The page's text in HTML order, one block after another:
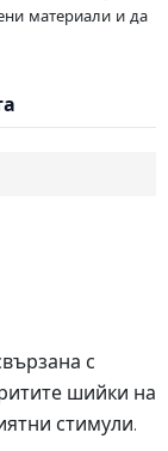
материали и да
с
шийки на
стимули.